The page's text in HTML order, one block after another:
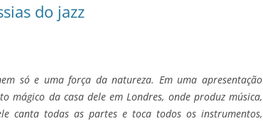
do jazz
só e uma força da natureza. Em uma apresentação
mágico da casa dele em Londres, onde produz música,
canta todas as partes e toca todos os instrumentos,